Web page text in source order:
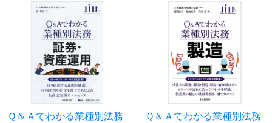
Ｑ＆Ａでわかる業種別法務
Ｑ＆Ａでわかる業種別法務